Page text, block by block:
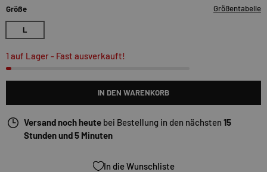
Größe Größentabelle
L
1 auf Lager- Fast ausverkauft!
IN DEN WARENKORB
Versand noch heute bei Bestellung in den nächsten 15
Stunden und 5 Minuten
In die Wunschliste